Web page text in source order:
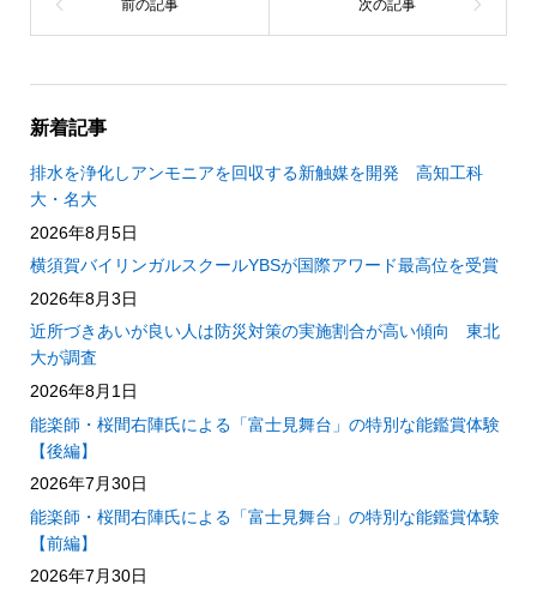
新着記事
排水を浄化しアンモニアを回収する新触媒を開発 高知工科
大・名大
2026年8月5日
横須賀バイリンガルスクールYBSが国際アワード最高位を受賞
2026年8月3日
近所づきあいが良い人は防災対策の実施割合が高い傾向 東北
大が調査
2026年8月1日
能楽師・桜間右陣氏による「富士見舞台」の特別な能鑑賞体験
【後編】
2026年7月30日
能楽師・桜間右陣氏による「富士見舞台」の特別な能鑑賞体験
【前編】
2026年7月30日